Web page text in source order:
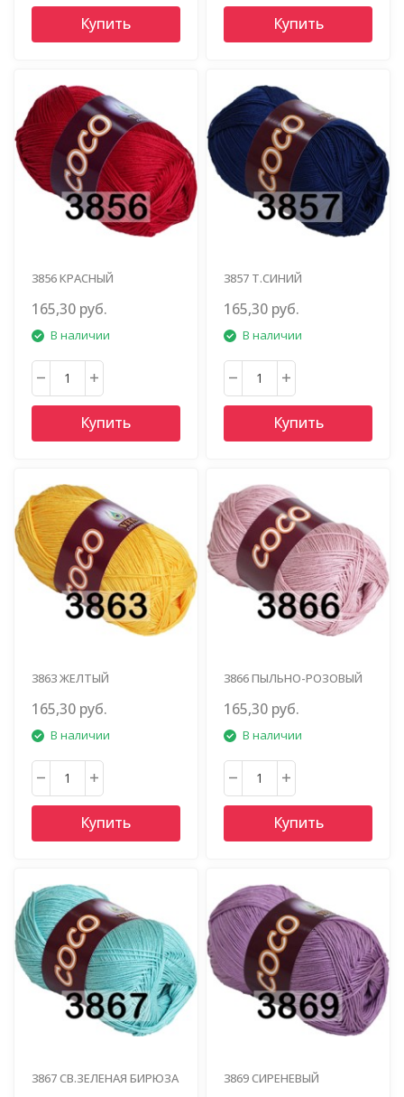
Купить Купить
3856 КРАСНЫЙ
165,30 руб.
В наличии
Купить
3857 Т.СИНИЙ
165,30 руб.
В наличии
Купить
3863 ЖЕЛТЫЙ
165,30 руб.
В наличии
Купить
3866 ПЫЛЬНО-РОЗОВЫЙ
165,30 руб.
В наличии
Купить
3867 СВ.ЗЕЛЕНАЯ БИРЮЗА 3869 СИРЕНЕВЫЙ